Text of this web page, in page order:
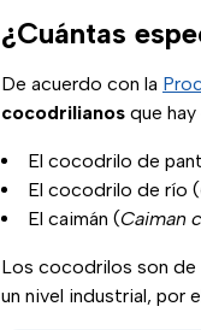
¿Cuántas
De acuerdo con la
cocodrilianos que hay
El cocodrilo de
El cocodrilo de río (
El caimán (Caiman
Los cocodrilos son de
un nivel industrial, por